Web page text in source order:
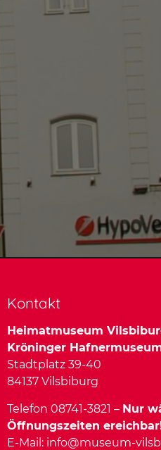
Kontakt
Heimatmuseum
Kröninger
Stadtplatz 39-40
84137 Vilsbiburg
Telefon 08741-3821 – Nur
Öffnungszeiten
E-Mail: info@museum-